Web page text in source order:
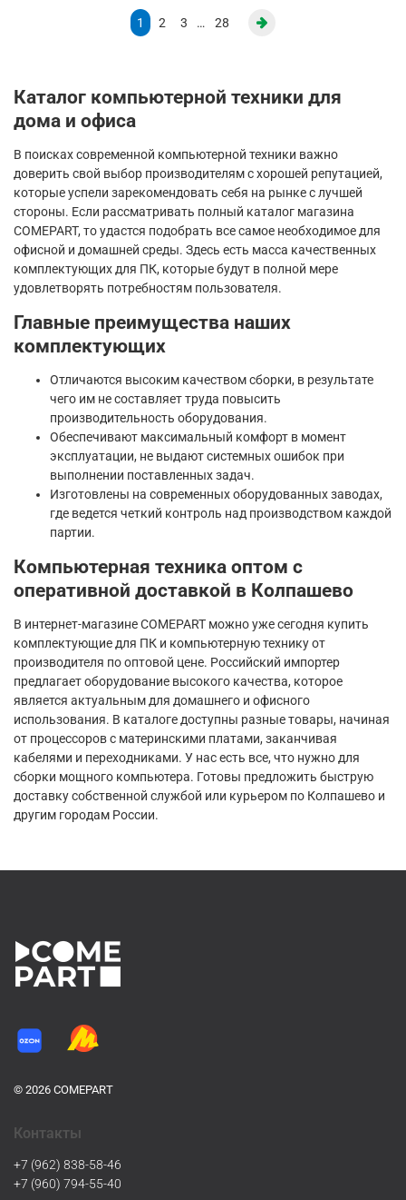
1 2 3 … 28
Каталог компьютерной техники для
дома и офиса
В поисках современной компьютерной техники важно
доверить свой выбор производителям с хорошей репутацией,
которые успели зарекомендовать себя на рынке с лучшей
стороны. Если рассматривать полный каталог магазина
COMEPART, то удастся подобрать все самое необходимое для
офисной и домашней среды. Здесь есть масса качественных
комплектующих для ПК, которые будут в полной мере
удовлетворять потребностям пользователя.
Главные преимущества наших
комплектующих
Отличаются высоким качеством сборки, в результате
чего им не составляет труда повысить
производительность оборудования.
Обеспечивают максимальный комфорт в момент
эксплуатации, не выдают системных ошибок при
выполнении поставленных задач.
Изготовлены на современных оборудованных заводах,
где ведется четкий контроль над производством каждой
партии.
Компьютерная техника оптом с
оперативной доставкой в Колпашево
В интернет-магазине COMEPART можно уже сегодня купить
комплектующие для ПК и компьютерную технику от
производителя по оптовой цене. Российский импортер
предлагает оборудование высокого качества, которое
является актуальным для домашнего и офисного
использования. В каталоге доступны разные товары, начиная
от процессоров с материнскими платами, заканчивая
кабелями и переходниками. У нас есть все, что нужно для
сборки мощного компьютера. Готовы предложить быструю
доставку собственной службой или курьером по Колпашево и
другим городам России.
© 2026 COMEPART
Контакты
+7 (962) 838-58-46
+7 (960) 794-55-40